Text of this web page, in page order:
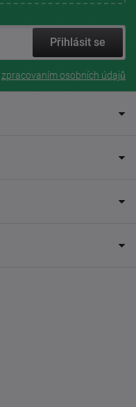
Přihlásit se
zpracovaním osobních údajů